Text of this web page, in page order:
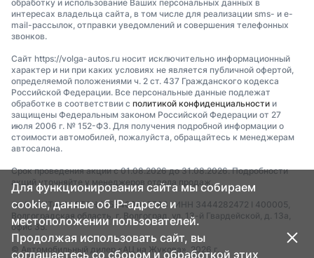
обработку и использование Ваших персональных данных в
интересах владельца сайта, в том числе для реализации sms- и e-
mail-рассылок, отправки уведомлений и совершения телефонных
звонков.
Сайт https://volga-autos.ru носит исключительно информационный
характер и ни при каких условиях не является публичной офертой,
определяемой положениями ч. 2 ст. 437 Гражданского кодекса
Российской Федерации. Все персональные данные подлежат
обработке в соответствии с политикой конфиденциальности и
защищены Федеральным законом Российской Федерации от 27
июля 2006 г. № 152-ФЗ. Для получения подробной информации о
стоимости автомобилей, пожалуйста, обращайтесь к менеджерам
автосалона.
Срок проведения акции с 01.08.2026 до 31.08.2026. Подробности
акций уточняйте у менеджеров отдела продаж.
ООО "ТИТАН" I ОГРН 1253400007783 I ИНН 3444282472 I 400005,
Волгоградская область, г. Волгоград, ул. 13-й Гвардейской, д. 13а,
офис 35.
© Автомобильный дилер «АЦ на Жукова», 2026 г.
Для функционирования сайта мы собираем
cookie, данные об IP-адресе и
местоположении пользователей.
Продолжая использовать сайт, вы
соглашаетесь со сбором и обработкой этих